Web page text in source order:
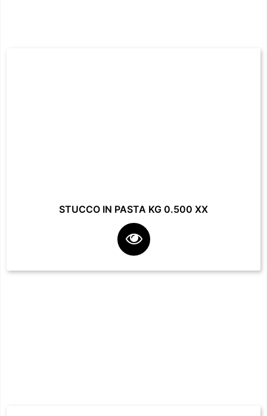
STUCCO IN PASTA KG 0.500 XX